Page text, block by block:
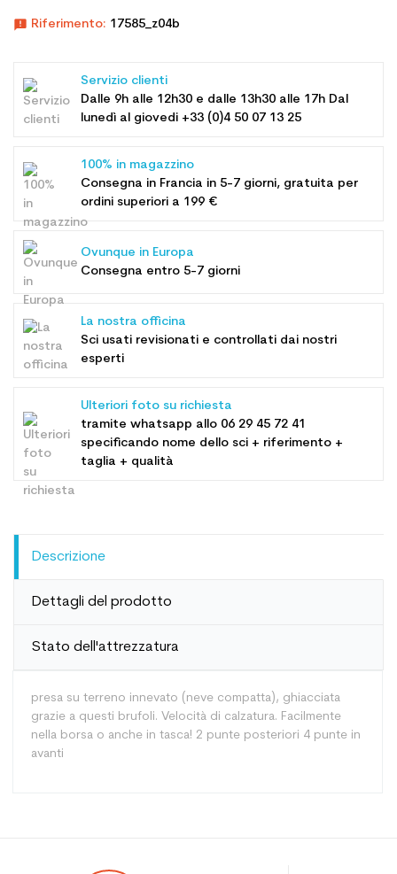
announcement Riferimento: 17585_z04b
Servizio clienti
Dalle 9h alle 12h30 e dalle 13h30 alle 17h Dal
lunedì al giovedi +33 (0)4 50 07 13 25
100% in magazzino
Consegna in Francia in 5-7 giorni, gratuita per
ordini superiori a 199 €
Ovunque in Europa
Consegna entro 5-7 giorni
La nostra officina
Sci usati revisionati e controllati dai nostri
esperti
Ulteriori foto su richiesta
tramite whatsapp allo 06 29 45 72 41
specificando nome dello sci + riferimento +
taglia + qualità
Descrizione
Dettagli del prodotto
Stato dell'attrezzatura
presa su terreno innevato (neve compatta), ghiacciata
grazie a questi brufoli. Velocità di calzatura. Facilmente
nella borsa o anche in tasca! 2 punte posteriori 4 punte in
avanti